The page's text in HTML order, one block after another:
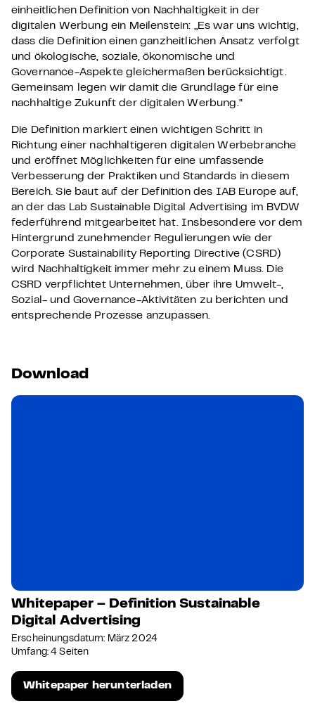
einheitlichen Definition von Nachhaltigkeit in der
digitalen Werbung ein Meilenstein: „Es war uns wichtig,
dass die Definition einen ganzheitlichen Ansatz verfolgt
und ökologische, soziale, ökonomische und
Governance-Aspekte gleichermaßen berücksichtigt.
Gemeinsam legen wir damit die Grundlage für eine
nachhaltige Zukunft der digitalen Werbung.“
Die Definition markiert einen wichtigen Schritt in
Richtung einer nachhaltigeren digitalen Werbebranche
und eröffnet Möglichkeiten für eine umfassende
Verbesserung der Praktiken und Standards in diesem
Bereich. Sie baut auf der Definition des IAB Europe auf,
an der das Lab Sustainable Digital Advertising im BVDW
federführend mitgearbeitet hat. Insbesondere vor dem
Hintergrund zunehmender Regulierungen wie der
Corporate Sustainability Reporting Directive (CSRD)
wird Nachhaltigkeit immer mehr zu einem Muss. Die
CSRD verpflichtet Unternehmen, über ihre Umwelt-,
Sozial- und Governance-Aktivitäten zu berichten und
entsprechende Prozesse anzupassen.
Download
Whitepaper – Definition Sustainable
Digital Advertising
Erscheinungsdatum: März 2024
Umfang: 4 Seiten
Whitepaper herunterladen